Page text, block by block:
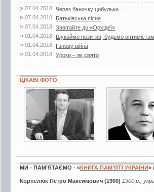
» 07.04.2018 Через баночку цибульки…
» 07.04.2018 Батьківська пісня
» 07.04.2018 Завітайте до «Орхідеї»
» 01.04.2018 Шукаймо позитив, будьмо
» 01.04.2018 І знову війна
» 01.04.2018 Уроки – як свято
ЦІКАВІ ФОТО
5 фото 5 фото
МИ - ПАМ’ЯТАЄМО - «КНИГА ПАМ’ЯТІ УКРАЇНИ» /
Корнелюк Петро Максимович (1900) 1900 р.,